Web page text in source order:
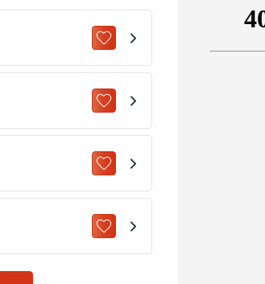
ZU „MEINE TEAMS“ HINZUFÜGEN
ZU „MEINE TEAMS“ HINZUFÜGEN
ZU „MEINE TEAMS“ HINZUFÜGEN
ZU „MEINE TEAMS“ HINZUFÜGEN